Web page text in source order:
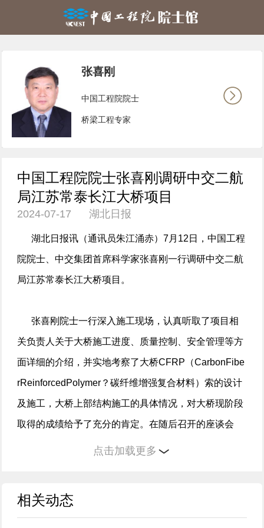
张喜刚
中国工程院院士
桥梁工程专家
中国工程院院士张喜刚调研中交二航
局江苏常泰长江大桥项目
2024-07-17 湖北日报
湖北日报讯（通讯员朱江涌赤）7月12日，中国工程
院院士、中交集团首席科学家张喜刚一行调研中交二航
局江苏常泰长江大桥项目。
张喜刚院士一行深入施工现场，认真听取了项目相
关负责人关于大桥施工进度、质量控制、安全管理等方
面详细的介绍，并实地考察了大桥CFRP（CarbonFibe
rReinforcedPolymer？碳纤维增强复合材料）索的设计
及施工，大桥上部结构施工的具体情况，对大桥现阶段
取得的成绩给予了充分的肯定。在随后召开的座谈会
上，张喜刚院士对大桥主塔建设关键技术创新点、丛书
建议。
点击加载更多
相关动态